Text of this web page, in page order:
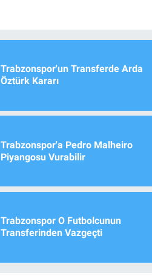
Trabzonspor'un Transferde Arda
Öztürk Kararı
Trabzonspor'a Pedro Malheiro
Piyangosu Vurabilir
Trabzonspor O Futbolcunun
Transferinden Vazgeçti